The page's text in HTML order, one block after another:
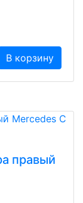
В корзину
правый